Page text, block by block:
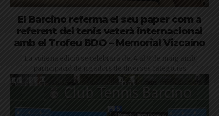
El Barcino referma el seu paper com a
referent del tenis veterà internacional
amb el Trofeu BDO – Memorial Vizcaíno
La vuitena edició se celebrarà del 4 al 9 de maig amb
participació de jugadors de diverses categories